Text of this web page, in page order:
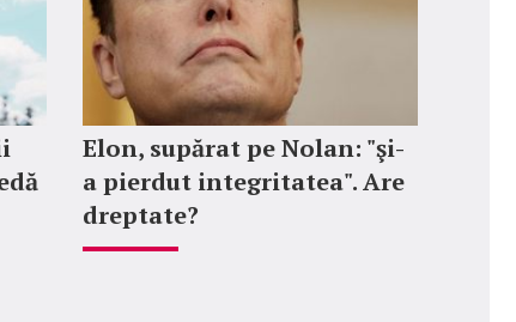
Elon, supărat pe Nolan: "şi-
a pierdut integritatea". Are
dreptate?